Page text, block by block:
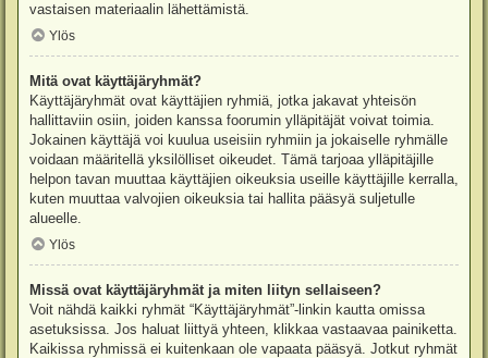
vastaisen materiaalin lähettämistä.
Ylös
Mitä ovat käyttäjäryhmät?
Käyttäjäryhmät ovat käyttäjien ryhmiä, jotka jakavat yhteisön
hallittaviin osiin, joiden kanssa foorumin ylläpitäjät voivat toimia.
Jokainen käyttäjä voi kuulua useisiin ryhmiin ja jokaiselle ryhmälle
voidaan määritellä yksilölliset oikeudet. Tämä tarjoaa ylläpitäjille
helpon tavan muuttaa käyttäjien oikeuksia useille käyttäjille kerralla,
kuten muuttaa valvojien oikeuksia tai hallita pääsyä suljetulle
alueelle.
Ylös
Missä ovat käyttäjäryhmät ja miten liityn sellaiseen?
Voit nähdä kaikki ryhmät “Käyttäjäryhmät”-linkin kautta omissa
asetuksissa. Jos haluat liittyä yhteen, klikkaa vastaavaa painiketta.
Kaikissa ryhmissä ei kuitenkaan ole vapaata pääsyä. Jotkut ryhmät